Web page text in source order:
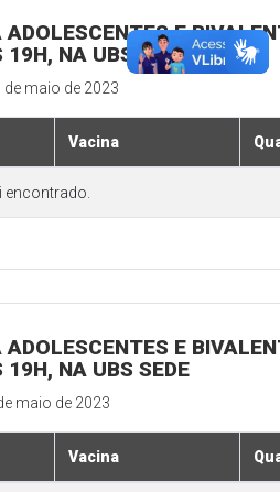
ADOLESCENTES E
NA UBS SEDE
de maio de 2023
Vacina
ADOLESCENTES E
NA UBS SEDE
maio de 2023
Vacina